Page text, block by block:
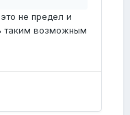
не предел и
таким возможным